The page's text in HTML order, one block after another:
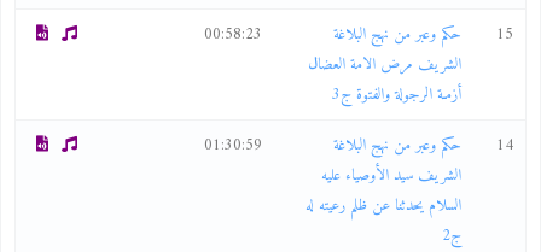
15
حكم وعبر من نهج البلاغة
الشريف مرض الامة العضال
أزمـة الرجولة والفتوة ج3
00:58:23
14
حكم وعبر من نهج البلاغة
الشريف سيد الأوصياء عليه
السلام يحدثنا عن ظلم رعيته له
ج2
01:30:59